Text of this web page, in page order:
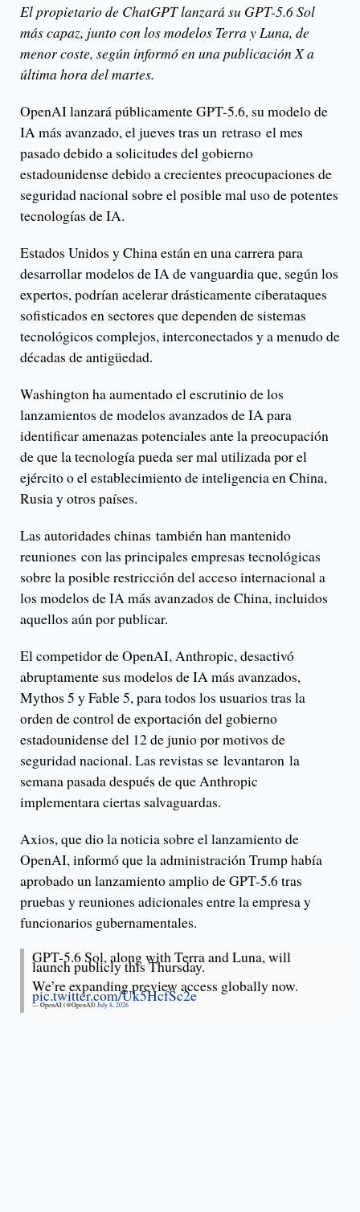
El propietario de ChatGPT lanzará su GPT-5.6 Sol
más capaz, junto con los modelos Terra y Luna, de
menor coste, según informó en una publicación X a
última hora del martes.
OpenAI lanzará públicamente GPT-5.6, su modelo de
IA más avanzado, el jueves tras un retraso el mes
pasado debido a solicitudes del gobierno
estadounidense debido a crecientes preocupaciones de
seguridad nacional sobre el posible mal uso de potentes
tecnologías de IA.
Estados Unidos y China están en una carrera para
desarrollar modelos de IA de vanguardia que, según los
expertos, podrían acelerar drásticamente ciberataques
sofisticados en sectores que dependen de sistemas
tecnológicos complejos, interconectados y a menudo de
décadas de antigüedad.
Washington ha aumentado el escrutinio de los
lanzamientos de modelos avanzados de IA para
identificar amenazas potenciales ante la preocupación
de que la tecnología pueda ser mal utilizada por el
ejército o el establecimiento de inteligencia en China,
Rusia y otros países.
Las autoridades chinas también han mantenido
reuniones con las principales empresas tecnológicas
sobre la posible restricción del acceso internacional a
los modelos de IA más avanzados de China, incluidos
aquellos aún por publicar.
El competidor de OpenAI, Anthropic, desactivó
abruptamente sus modelos de IA más avanzados,
Mythos 5 y Fable 5, para todos los usuarios tras la
orden de control de exportación del gobierno
estadounidense del 12 de junio por motivos de
seguridad nacional. Las revistas se levantaron la
semana pasada después de que Anthropic
implementara ciertas salvaguardas.
Axios, que dio la noticia sobre el lanzamiento de
OpenAI, informó que la administración Trump había
aprobado un lanzamiento amplio de GPT-5.6 tras
pruebas y reuniones adicionales entre la empresa y
funcionarios gubernamentales.
GPT-5.6 Sol, along with Terra and Luna, will
launch publicly this Thursday.
We’re expanding preview access globally now.
pic.twitter.com/Uk5HcfSc2e
— OpenAI (@OpenAI) July 8, 2026